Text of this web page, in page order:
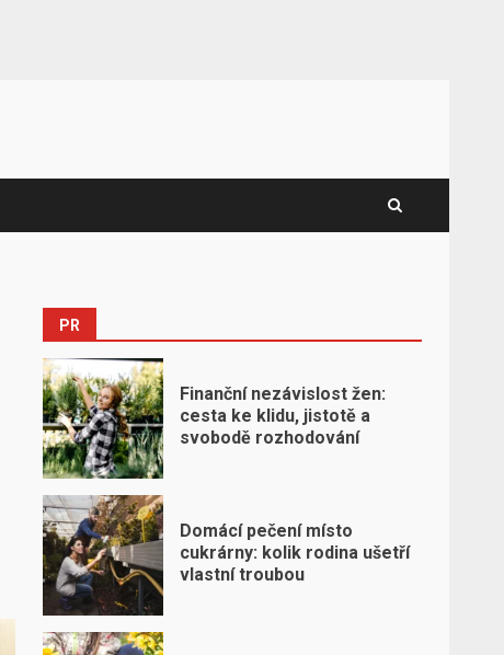
PR
Finanční nezávislost žen:
cesta ke klidu, jistotě a
svobodě rozhodování
Domácí pečení místo
cukrárny: kolik rodina ušetří
vlastní troubou